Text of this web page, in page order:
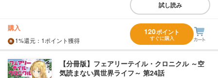
試し読み
購入
1%還元 ：1ポイント獲得
120ポイント
すぐに購入
【分冊版】フェアリーテイル・クロニクル ～空
気読まない異世界ライフ～ 第24話